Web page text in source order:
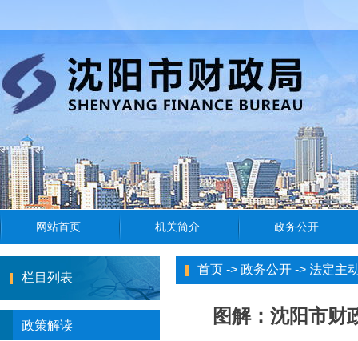
栏目列表
政策解读
首页 -> 政务公开 -> 法定主
图解：沈阳市财